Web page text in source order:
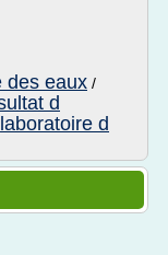
des eaux /
d
laboratoire d